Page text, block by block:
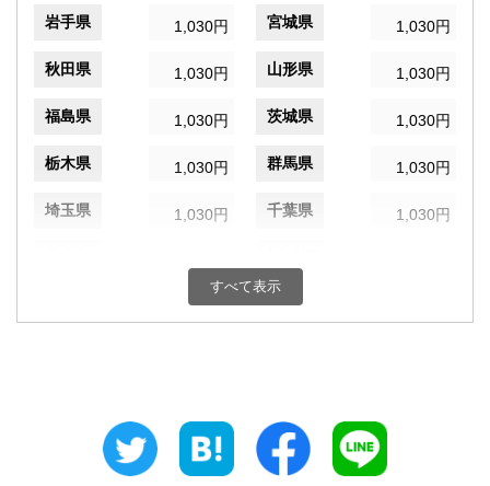
岩手県 1,030円 宮城県 1,030円
秋田県 1,030円 山形県 1,030円
福島県 1,030円 茨城県 1,030円
栃木県 1,030円 群馬県 1,030円
埼玉県 1,030円 千葉県 1,030円
1,030円 富山県
1,030円 静岡県
すべて表示